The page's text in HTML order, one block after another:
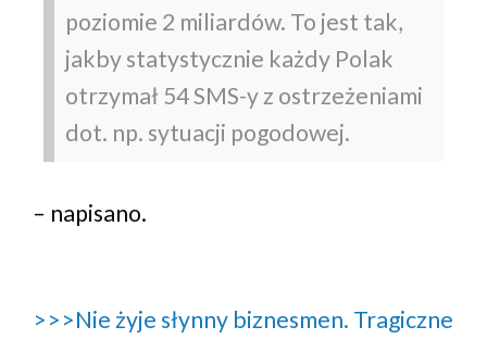
poziomie 2 miliardów. To jest tak,
jakby statystycznie każdy Polak
otrzymał 54 SMS-y z ostrzeżeniami
dot. np. sytuacji pogodowej.
– napisano.
>>>Nie żyje słynny biznesmen. Tragiczne